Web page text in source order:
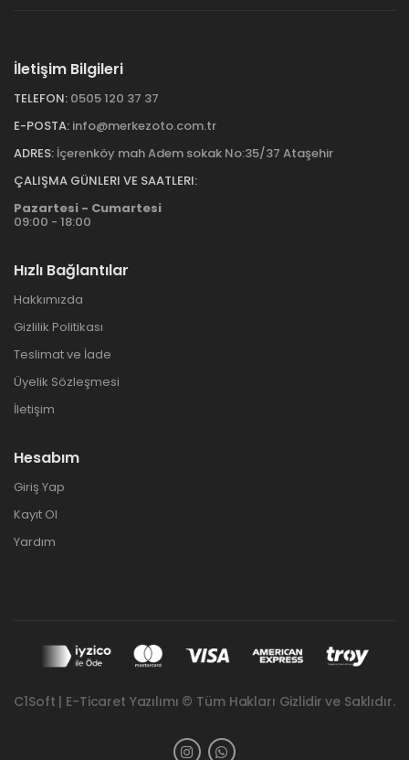
İletişim Bilgileri
TELEFON: 0505 120 37 37
E-POSTA: info@merkezoto.com.tr
ADRES: İçerenköy mah Adem sokak No:35/37 Ataşehir
ÇALIŞMA GÜNLERI VE SAATLERI:
Pazartesi - Cumartesi
09:00 - 18:00
Hızlı Bağlantılar
Hakkımızda
Gizlilik Politikası
Teslimat ve İade
Üyelik Sözleşmesi
İletişim
Hesabım
Giriş Yap
Kayıt Ol
Yardım
C1Soft | E-Ticaret Yazılımı © Tüm Hakları Gizlidir ve Saklıdır.